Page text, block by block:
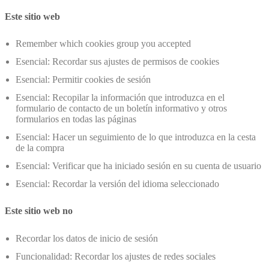
Este sitio web
Remember which cookies group you accepted
Esencial: Recordar sus ajustes de permisos de cookies
Esencial: Permitir cookies de sesión
Esencial: Recopilar la información que introduzca en el
formulario de contacto de un boletín informativo y otros
formularios en todas las páginas
Esencial: Hacer un seguimiento de lo que introduzca en la cesta
de la compra
Esencial: Verificar que ha iniciado sesión en su cuenta de usuario
Esencial: Recordar la versión del idioma seleccionado
Este sitio web no
Recordar los datos de inicio de sesión
Funcionalidad: Recordar los ajustes de redes sociales